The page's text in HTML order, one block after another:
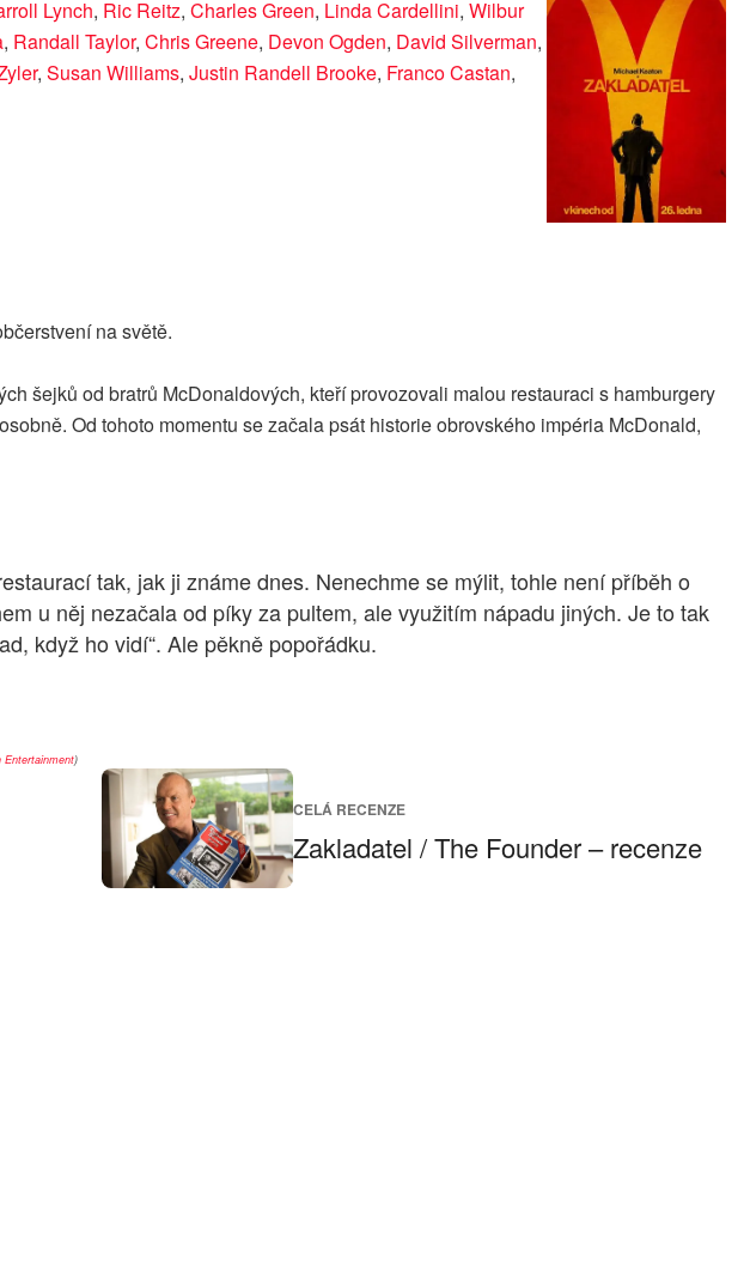
Lynch, Ric Reitz, Charles Green, Linda Cardellini, Wilbur
, Randall Taylor, Chris Greene, Devon Ogden, David Silverman,
, Susan Williams, Justin Randell Brooke, Franco Castan,
na světě.
šejků od bratrů McDonaldových, kteří provozovali malou restauraci s hamburgery
Od tohoto momentu se začala psát historie obrovského impéria McDonald,
tak, jak ji známe dnes. Nenechme se mýlit, tohle není příběh o
u něj nezačala od píky za pultem, ale využitím nápadu jiných. Je to tak
když ho vidí“. Ale pěkně popořádku.
CELÁ RECENZE
Zakladatel / The Founder – recenze
Entertainment)